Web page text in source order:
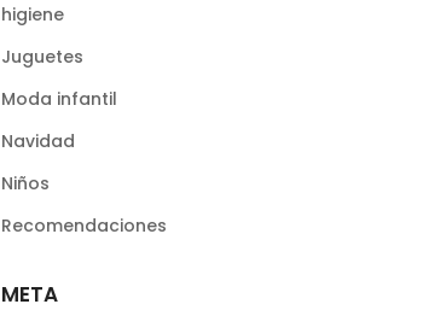
higiene
Juguetes
Moda infantil
Navidad
Niños
Recomendaciones
META